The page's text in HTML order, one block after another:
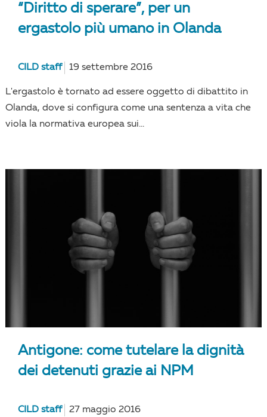
“Diritto di sperare”, per un
ergastolo più umano in Olanda
CILD staff 19 settembre 2016
L'ergastolo è tornato ad essere oggetto di dibattito in
Olanda, dove si configura come una sentenza a vita che
viola la normativa europea sui...
Antigone: come tutelare la dignità
dei detenuti grazie ai NPM
CILD staff 27 maggio 2016